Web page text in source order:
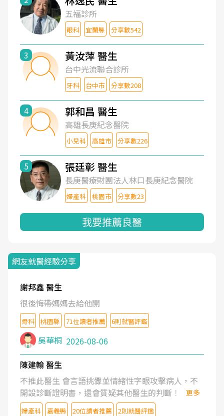
五福診所
眼科 宜蘭縣 分享數542
3 黃汝萍 醫生
台中光流聯合診所
牙科 台中市 分享數208
4 郭和昌 醫生
高雄長庚紀念醫院
小兒科 高雄市 分享數226
5 張廷彰 醫生
長庚醫療財團法人林口長庚紀念醫院
婦產科 桃園市 分享數23
我要推薦良醫
網友就醫經驗分享
謝邦鑫 醫生
很後悔帶媽媽去給他開
骨科 桃園縣 71位讀者推薦 6則就醫評鑑
吳華桐 2026-08-06
陳建翰 醫生
不推此醫生 會言語挑釁並情緒性字眼攻擊病人，不
開設診斷證明書，還會質疑其他醫生的判斷！
更多
婦產科 嘉義縣 20位讀者推薦 2則就醫評鑑